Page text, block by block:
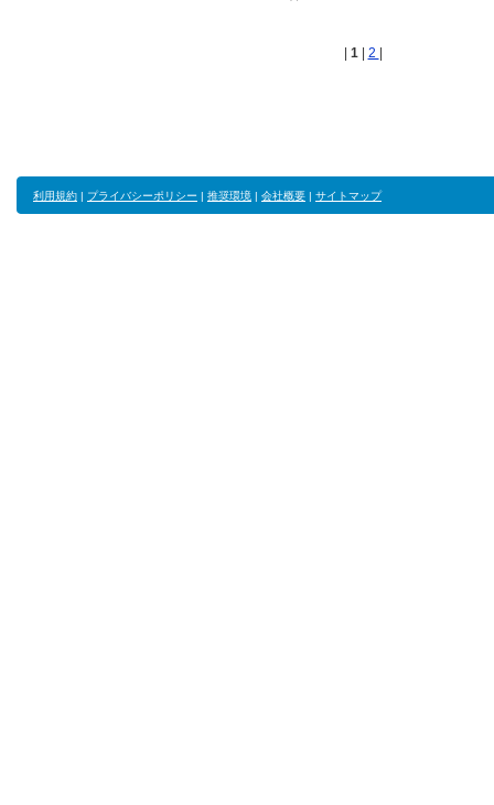
1 2
利用規約 | プライバシーポリシー | 推奨環境 | 会社概要 | サイトマップ